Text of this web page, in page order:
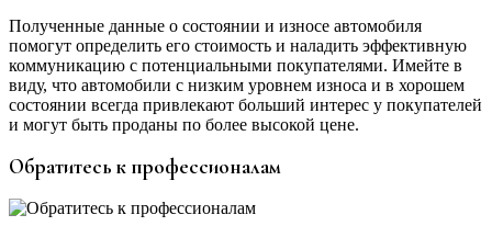
Полученные данные о состоянии и износе автомобиля
помогут определить его стоимость и наладить эффективную
коммуникацию с потенциальными покупателями. Имейте в
виду, что автомобили с низким уровнем износа и в хорошем
состоянии всегда привлекают больший интерес у покупателей
и могут быть проданы по более высокой цене.
Обратитесь к профессионалам